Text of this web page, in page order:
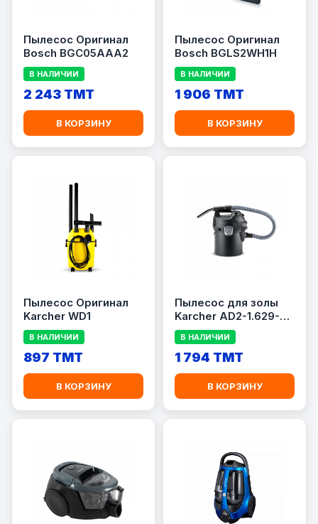
Пылесос Оригинал
Bosch BGC05AAA2
В НАЛИЧИИ
2 243 TMT
В КОРЗИНУ
Пылесос Оригинал
Bosch BGLS2WH1H
В НАЛИЧИИ
1 906 TMT
В КОРЗИНУ
Пылесос Оригинал
Karcher WD1
В НАЛИЧИИ
897 TMT
В КОРЗИНУ
Пылесос для золы
Karcher AD2-1.629-
711.0
В НАЛИЧИИ
1 794 TMT
В КОРЗИНУ